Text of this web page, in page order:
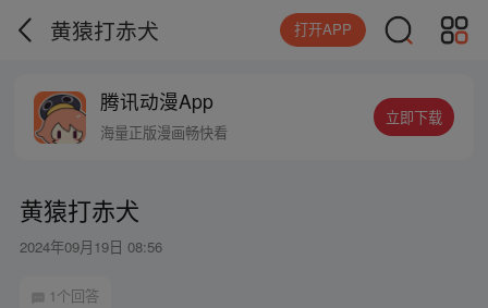
黄猿打赤犬 打开APP
腾讯动漫App
海量正版漫画畅快看
立即下载
黄猿打赤犬
2024年09月19日 08:56
1个回答